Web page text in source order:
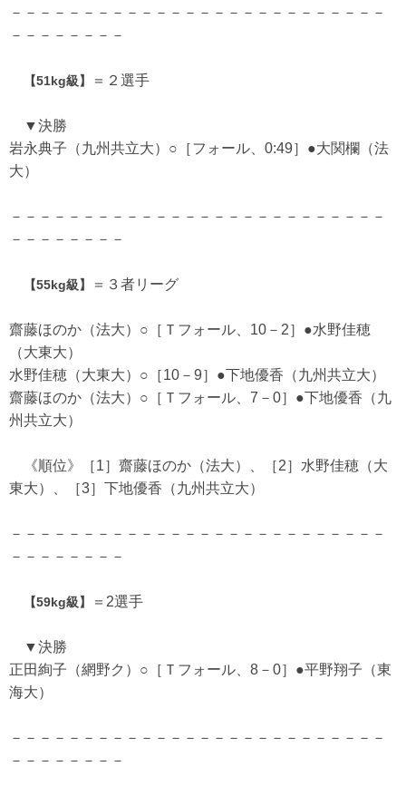
－－－－－－－－－－－－－－－－－－－－－－－－－－
－－－－－－－－
【51kg級】 ＝２選手
▼決勝
岩永典子（九州共立大）○［フォール、0:49］●大関欄（法
大）
－－－－－－－－－－－－－－－－－－－－－－－－－－
－－－－－－－－
【55kg級】 ＝３者リーグ
齋藤ほのか（法大）○［Ｔフォール、10－2］●水野佳穂
（大東大）
水野佳穂（大東大）○［10－9］●下地優香（九州共立大）
齋藤ほのか（法大）○［Ｔフォール、7－0］●下地優香（九
州共立大）
《順位》［1］齋藤ほのか（法大）、［2］水野佳穂（大
東大）、［3］下地優香（九州共立大）
－－－－－－－－－－－－－－－－－－－－－－－－－－
－－－－－－－－
【59kg級】 ＝2選手
▼決勝
正田絢子（網野ク）○［Ｔフォール、8－0］●平野翔子（東
海大）
－－－－－－－－－－－－－－－－－－－－－－－－－－
－－－－－－－－